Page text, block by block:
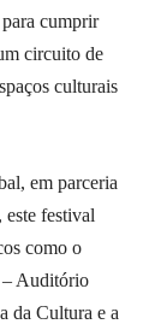
para cumprir
circuito de
culturais
em parceria
festival
como o
Auditório
da Cultura e a